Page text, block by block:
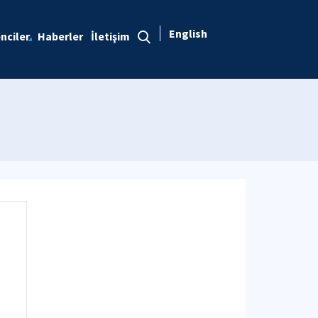
Haberler İletişim English